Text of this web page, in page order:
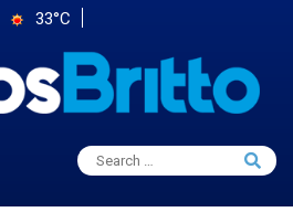
33°C
Search
for:
Search